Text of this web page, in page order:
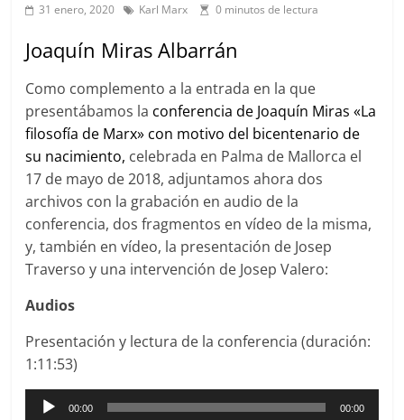
31 enero, 2020 Karl Marx 0 minutos de lectura
Joaquín Miras Albarrán
Como complemento a la entrada en la que
presentábamos la conferencia de Joaquín Miras «La
filosofía de Marx» con motivo del bicentenario de
su nacimiento, celebrada en Palma de Mallorca el
17 de mayo de 2018, adjuntamos ahora dos
archivos con la grabación en audio de la
conferencia, dos fragmentos en vídeo de la misma,
y, también en vídeo, la presentación de Josep
Traverso y una intervención de Josep Valero:
Audios
Presentación y lectura de la conferencia (duración:
1:11:53)
Reproductor
00:00 00:00